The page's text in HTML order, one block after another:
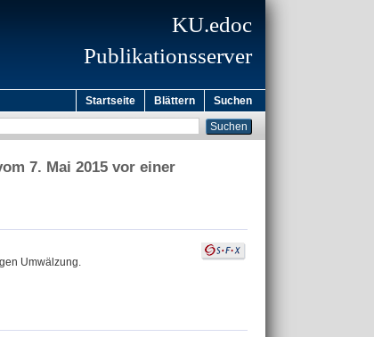
KU.edoc
Publikationsserver
Startseite Blättern Suchen
7. Mai 2015 vor einer
Umwälzung.